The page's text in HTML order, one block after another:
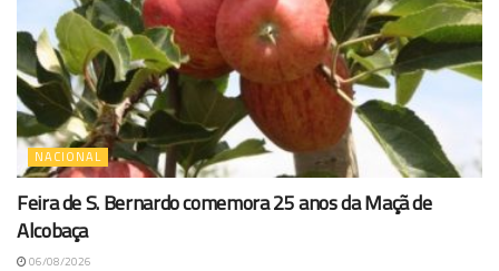
NACIONAL
Feira de S. Bernardo comemora 25 anos da Maçã de
Alcobaça
06/08/2026